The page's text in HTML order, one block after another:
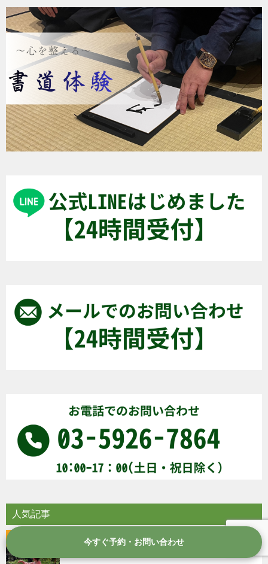
人気記事
今すぐ予約・お問い合わせ